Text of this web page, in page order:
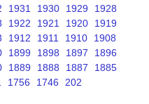
1931 1930 1929
1928
1922 1921 1920
1919
1912 1911 1910
1908
1899 1898 1897
1896
1889 1888 1887
1885
1756 1746 202